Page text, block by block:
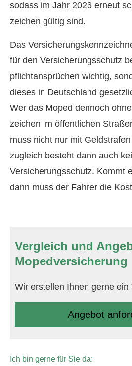
sodass im Jahr 2026 erneut
zeichen gültig sind.
Das
für den Versicherungsschutz
pflichtansprüchen wichtig,
dieses in Deutschland
Wer das Moped dennoch
zeichen im öffentlichen
muss nicht nur mit
zugleich besteht dann auch
Versicherungsschutz. Kommt
dann muss der Fahrer die
Vergleich und
Mopedversicherung
Wir erstellen Ihnen gerne ein
An­ge­bot
Ich bin gerne für Sie da: